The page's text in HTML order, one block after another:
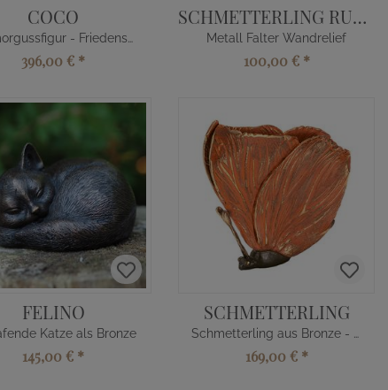
COCO
Marmorgussfigur - Friedensvogel
396,00 € *
SCHMETTERLING RUTH
Metall Falter Wandrelief
100,00 € *
FELINO
Katze als Bronze
145,00 € *
SCHMETTERLING
Schmetterling aus Bronze - orange
169,00 € *